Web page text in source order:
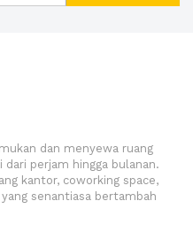
dan menyewa ruang
perjam hingga bulanan.
kantor, coworking space,
senantiasa bertambah